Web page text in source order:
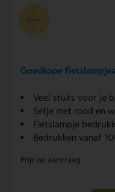
Goedkope fietslampjes
Veel stuks voor je
Setje met rood en
Fietslampje
Bedrukken vanaf
Prijs op aanvraag